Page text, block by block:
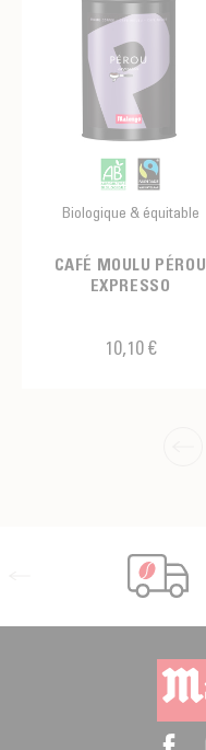
Biologique & équitable
CAFÉ MOULU PÉROU
EXPRESSO
10,10 €